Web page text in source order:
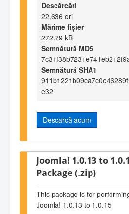
Descărcări
22,636 ori
Mărime fișier
272.79 kB
Semnătură MD5
Semnătură SHA1
e32
Descarcă acum
Joomla! 1.0.13 to
Package (.zip)
This package is for
Joomla! 1.0.13 to 1.0.15